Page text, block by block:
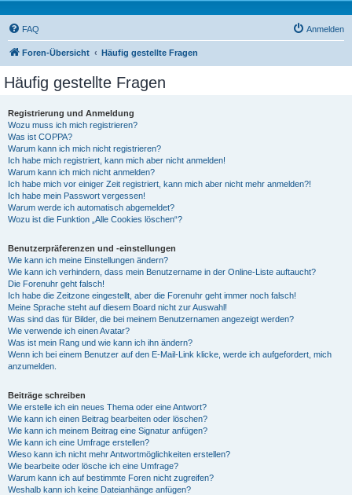
FAQ Anmelden
Foren-Übersicht Häufig gestellte Fragen
Häufig gestellte Fragen
Registrierung und Anmeldung
Wozu muss ich mich registrieren?
Was ist COPPA?
Warum kann ich mich nicht registrieren?
Ich habe mich registriert, kann mich aber nicht anmelden!
Warum kann ich mich nicht anmelden?
Ich habe mich vor einiger Zeit registriert, kann mich aber nicht mehr anmelden?!
Ich habe mein Passwort vergessen!
Warum werde ich automatisch abgemeldet?
Wozu ist die Funktion „Alle Cookies löschen“?
Benutzerpräferenzen und -einstellungen
Wie kann ich meine Einstellungen ändern?
Wie kann ich verhindern, dass mein Benutzername in der Online-Liste auftaucht?
Die Forenuhr geht falsch!
Ich habe die Zeitzone eingestellt, aber die Forenuhr geht immer noch falsch!
Meine Sprache steht auf diesem Board nicht zur Auswahl!
Was sind das für Bilder, die bei meinem Benutzernamen angezeigt werden?
Wie verwende ich einen Avatar?
Was ist mein Rang und wie kann ich ihn ändern?
Wenn ich bei einem Benutzer auf den E-Mail-Link klicke, werde ich aufgefordert, mich
anzumelden.
Beiträge schreiben
Wie erstelle ich ein neues Thema oder eine Antwort?
Wie kann ich einen Beitrag bearbeiten oder löschen?
Wie kann ich meinem Beitrag eine Signatur anfügen?
Wie kann ich eine Umfrage erstellen?
Wieso kann ich nicht mehr Antwortmöglichkeiten erstellen?
Wie bearbeite oder lösche ich eine Umfrage?
Warum kann ich auf bestimmte Foren nicht zugreifen?
Weshalb kann ich keine Dateianhänge anfügen?